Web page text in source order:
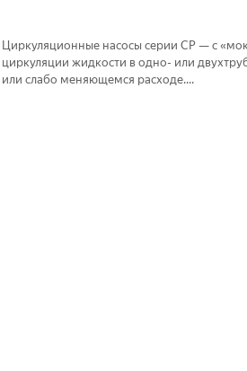
Циркуляционные насосы серии CP — с
циркуляции жидкости в одно- или
или слабо меняющемся расходе....